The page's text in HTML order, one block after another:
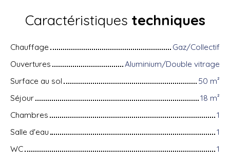
Caractéristiques techniques
Chauffage
Gaz/Collectif
Ouvertures
Aluminium/Double vitrage
Surface au sol
50 m²
Séjour
18 m²
Chambres
1
Salle d'eau
1
WC
1